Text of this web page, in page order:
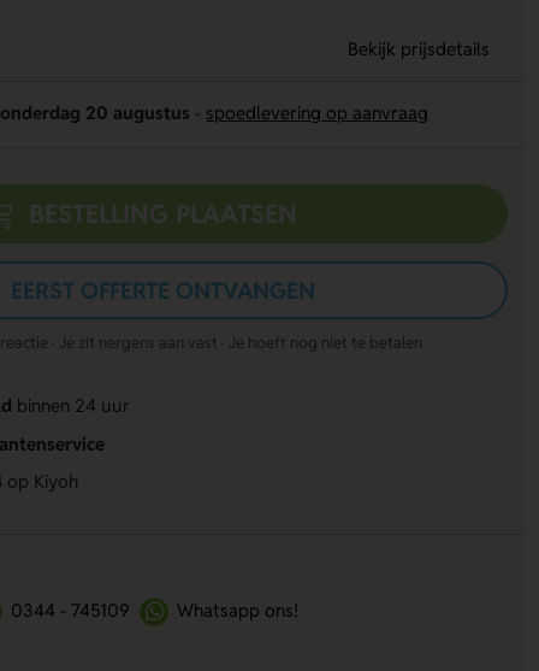
Bekijk prijsdetails
20 augustus spoedlevering op aanvraag
BESTELLING PLAATSEN
EERST OFFERTE ONTVANGEN
· Je zit nergens aan vast · Je hoeft nog niet te betalen
binnen 24 uur
op Kiyoh
0344 - 745109 Whatsapp ons!